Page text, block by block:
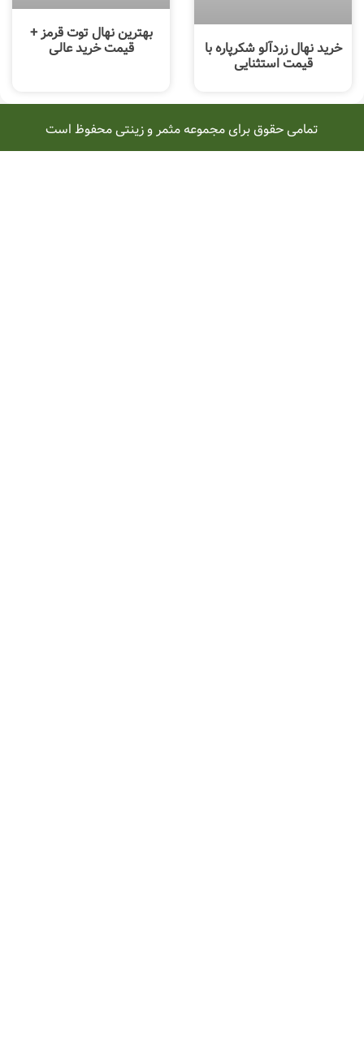
خرید نهال زردآلو شکرپاره با
قیمت استثنایی
بهترین نهال توت قرمز +
قیمت خرید عالی
تمامی حقوق برای مجموعه مثمر و زینتی محفوظ است